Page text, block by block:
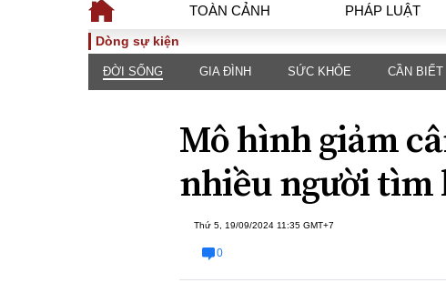
TOÀN CẢNH PHÁP LUẬT
TOÀN CẢNH
Chính sách
Đối thoại
PHÁP LUẬT
luật
Góc nhìn luật
Hồ sơ điều tra
Tiếng nói công
Dòng sự kiện
ĐỜI SỐNG GIA ĐÌNH SỨC KHỎE CẦN BIẾT
Mô hình giảm
nhiều người
Thứ 5, 19/09/2024 11:35 GMT+7
0